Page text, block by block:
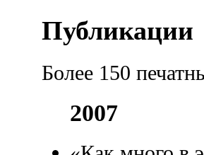
Публикации
Более 150
2007